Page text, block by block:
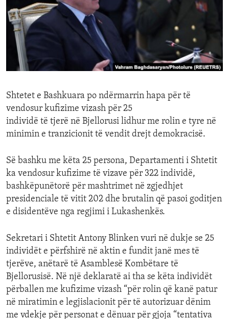
ENVIRONMENT AND HEALTH
IDEALS AND INSTITUTIONS
Shtetet e Bashkuara po ndërmarrin hapa për të
vendosur kufizime vizash për 25
individë të tjerë në Bjellorusi lidhur me rolin e tyre në
minimin e tranzicionit të vendit drejt demokracisë.
Së bashku me këta 25 persona, Departamenti i Shtetit
ka vendosur kufizime të vizave për 322 individë,
bashkëpunëtorë për mashtrimet në zgjedhjet
presidenciale të vitit 202 dhe brutalin që pasoi goditjen
e disidentëve nga regjimi i Lukashenkës.
Sekretari i Shtetit Antony Blinken vuri në dukje se 25
individët e përfshirë në aktin e fundit janë mes të
tjerëve, anëtarë të Asamblesë Kombëtare të
Bjellorusisë. Në një deklaratë ai tha se këta individët
përballen me kufizime vizash “për rolin që kanë patur
në miratimin e legjislacionit për të autorizuar dënim
me vdekje për personat e dënuar për gjoja “tentativa